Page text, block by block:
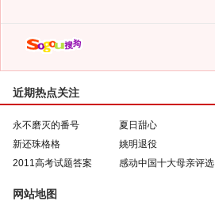
近期热点关注
永不磨灭的番号 夏日甜心
新还珠格格
姚明退役
2011高考试题答案
感动中国十大母亲评选
网站地图